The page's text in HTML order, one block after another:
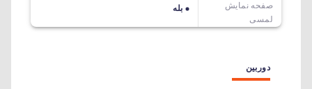
صفحه نمایش
لمسی
بله
دوربین